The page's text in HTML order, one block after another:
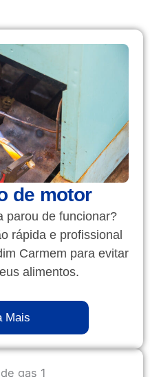
de motor
parou de funcionar?
rápida e profissional
Carmem para evitar
alimentos.
Mais